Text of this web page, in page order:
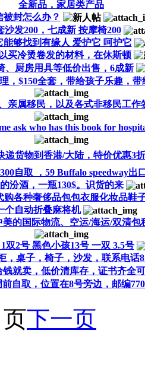
全新品，家居类产品
被封怎么办？
沙发200，七成新 按摩椅200
能够找到有缘人 爱护它 呵护它
买冷烫卷发的材料，在休斯顿
、厨房用具等低价出售，6成新
，$150全套，带给孩子乐趣，
亲属移民，以及各式非移民工作
ask who has this book for
递货物到香港/大陆，特价优惠3折
自取 ，59 Buffalo speedway出
汾酒，一瓶130$。识货的来
购各种奢侈品包包衣服化妆品鞋
个自动折叠麻将机
的国际物流、空运/海运/双清包
双2号 黑色小孩13号 一双 3.5号
，桌子，椅子，沙发，联系电话
就卖，低价清库存，证书齐全
自取，位置在8号旁边，邮编
下一页